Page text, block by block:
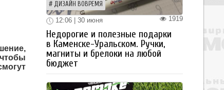
ДИЗАЙН ВОВРЕМЯ
1919
12:06 | 30 июня
Недорогие и полезные подарки
в Каменске-Уральском. Ручки,
магниты и брелоки на любой
бюджет